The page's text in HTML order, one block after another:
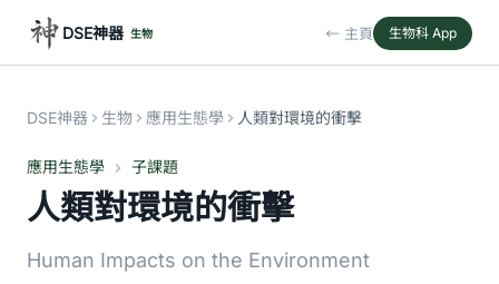
DSE神器 生物 ← 主頁 生物科 App
DSE神器 生物 應用生態學 人類對環境的衝擊
應用生態學 子課題
人類對環境的衝擊
Human Impacts on the Environment